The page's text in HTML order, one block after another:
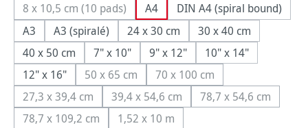
8 x 10,5 cm (10 pads)(Cette option n'est pas disponible pour le moment.)
A4
DIN A4 (spiral bound)
A3
A3 (spiralé) 24 x 30 cm
30 x 40 cm
40 x 50 cm
7" x 10" 9" x 12"
10" x 14"
12" x 16"
50 x 65 cm(Cette option n'est pas disponible pour le
70 x 100 cm(Cette option n'est pas
27,3 x 39,4 cm(Cette option n'est pas disponible pour le moment.)
39,4 x 54,6 cm(Cette option n'est pas disponible
78,7 x 54,6 cm
(Cette option
78,7 x 109,2 cm 1,52 x 10 m